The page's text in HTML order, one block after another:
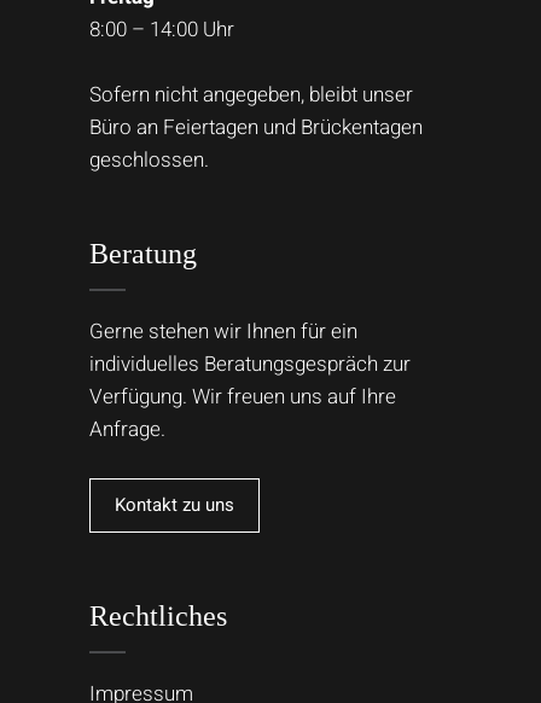
8:00 – 14:00 Uhr
Sofern nicht angegeben, bleibt unser
Büro an Feiertagen und Brückentagen
geschlossen.
Beratung
Gerne stehen wir Ihnen für ein
individuelles Beratungsgespräch zur
Verfügung. Wir freuen uns auf Ihre
Anfrage.
Kontakt zu uns
Rechtliches
Impressum